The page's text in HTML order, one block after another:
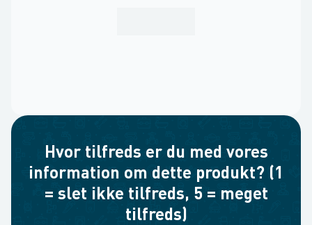
Hvor tilfreds er du med vores
information om dette produkt? (1
= slet ikke tilfreds, 5 = meget
tilfreds)